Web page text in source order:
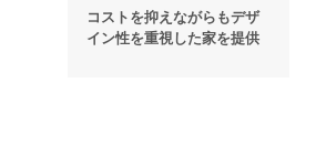
コストを抑えながらもデザ
イン性を重視した家を提供